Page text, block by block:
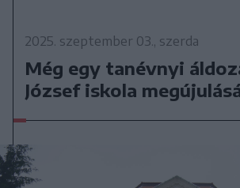
2025. szeptember 03., szerda
Még egy tanévnyi
József iskola